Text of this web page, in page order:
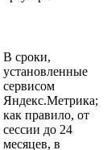
В сроки,
установленные
сервисом
Яндекс.Метрика;
как правило, от
сессии до 24
месяцев, в